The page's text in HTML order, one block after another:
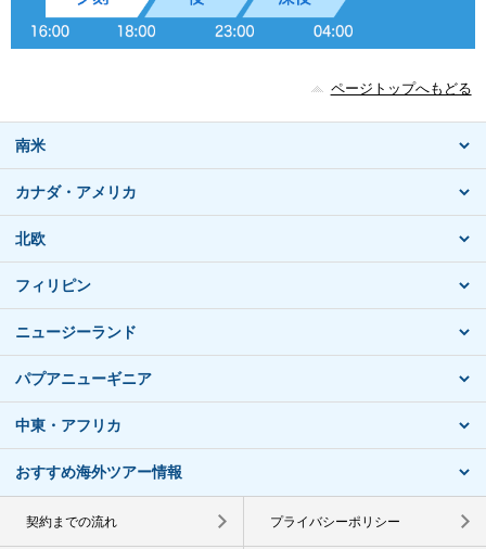
ページトップへもどる
南米
カナダ・アメリカ
北欧
フィリピン
ニュージーランド
パプアニューギニア
中東・アフリカ
おすすめ海外ツアー情報
契約までの流れ プライバシーポリシー